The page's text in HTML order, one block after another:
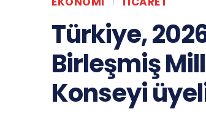
Türkiye,
Birleşmiş
Konseyi